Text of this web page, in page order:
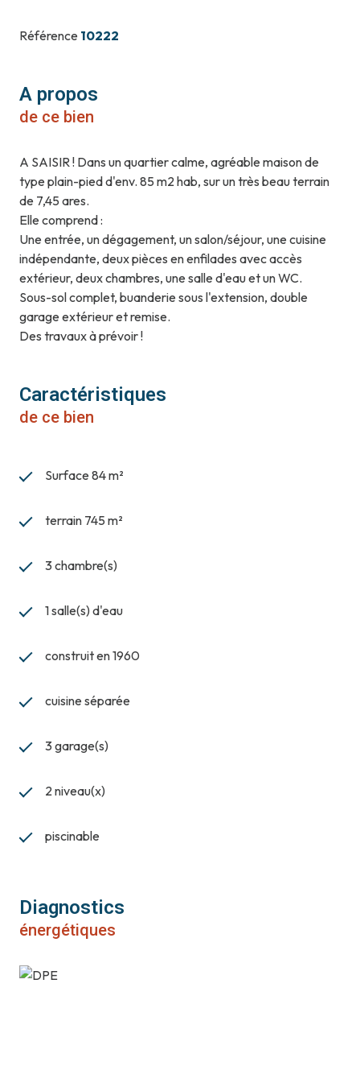
Référence 10222
A propos
de ce bien
A SAISIR ! Dans un quartier calme, agréable maison de
type plain-pied d'env. 85 m2 hab, sur un très beau terrain
de 7,45 ares.
Elle comprend :
Une entrée, un dégagement, un salon/séjour, une cuisine
indépendante, deux pièces en enfilades avec accès
extérieur, deux chambres, une salle d'eau et un WC.
Sous-sol complet, buanderie sous l'extension, double
garage extérieur et remise.
Des travaux à prévoir !
Caractéristiques
de ce bien
Surface 84 m²
terrain 745 m²
3 chambre(s)
1 salle(s) d'eau
construit en 1960
cuisine séparée
3 garage(s)
2 niveau(x)
piscinable
Diagnostics
énergétiques